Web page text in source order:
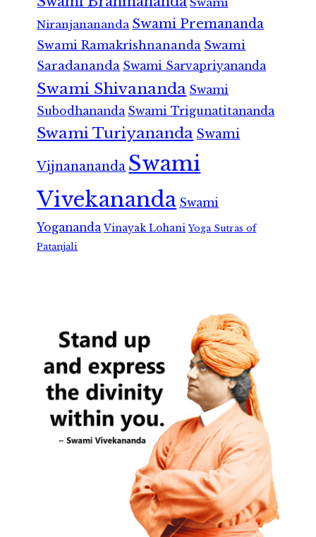
Niranjanananda Swami Premananda
Swami Ramakrishnananda Swami
Saradananda Swami Sarvapriyananda
Swami Shivananda Swami
Subodhananda Swami Trigunatitananda
Swami Turiyananda Swami
Vijnanananda Swami
Vivekananda Swami
Yogananda Vinayak Lohani Yoga Sutras of
Patanjali